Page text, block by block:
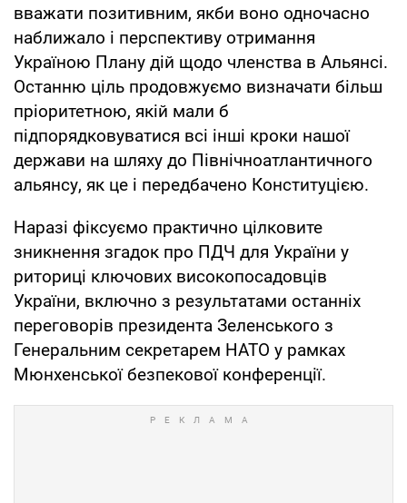
вважати позитивним, якби воно одночасно
наближало і перспективу отримання
Україною Плану дій щодо членства в Альянсі.
Останню ціль продовжуємо визначати більш
пріоритетною, якій мали б
підпорядковуватися всі інші кроки нашої
держави на шляху до Північноатлантичного
альянсу, як це і передбачено Конституцією.
Наразі фіксуємо практично цілковите
зникнення згадок про ПДЧ для України у
риториці ключових високопосадовців
України, включно з результатами останніх
переговорів президента Зеленського з
Генеральним секретарем НАТО у рамках
Мюнхенської безпекової конференції.